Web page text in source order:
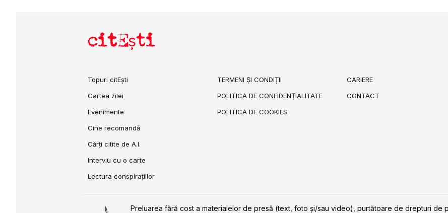
citEști
Topuri citEști
Cartea zilei
Evenimente
Cine recomandă
Cărți citite de A.I.
Interviu cu o carte
Lectura conspirațiilor
TERMENI ȘI CONDIȚII
POLITICA DE CONFIDENȚIALITATE
POLITICA DE COOKIES
CARIERE
CONTACT
Preluarea fără cost a materialelor de presă (text, foto și/sau video), purtătoare de drepturi de